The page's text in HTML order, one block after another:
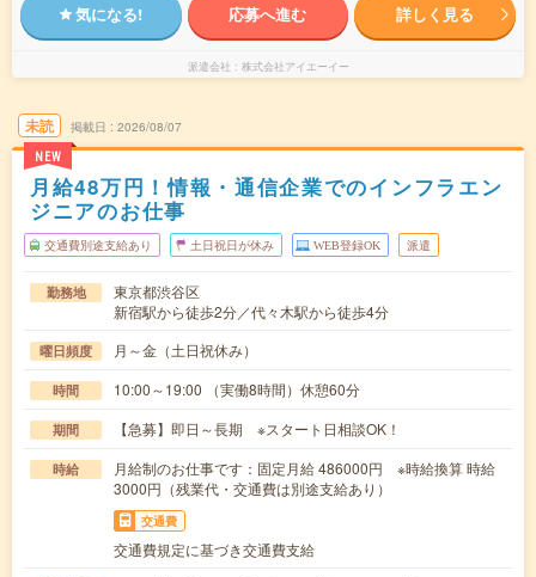
気になる! 応募へ進む 詳しく見る
派遣会社 株式会社アイエーイー
未読
NEW
掲載日 2026/08/07
月給48万円！情報・通信企業でのインフラエン
ジニアのお仕事
交通費別途支給あり 土日祝日が休み WEB登録OK 派遣
勤務地
東京都渋谷区
新宿駅から徒歩2分／代々木駅から徒歩4分
曜日頻度 月～金（土日祝休み）
時間 10:00～19:00 （実働8時間）休憩60分
期間 【急募】即日～長期 ※スタート日相談OK！
時給
月給制のお仕事です：固定月給 486000円 ※時給換算 時給
3000円（残業代・交通費は別途支給あり）
交通費
交通費規定に基づき交通費支給